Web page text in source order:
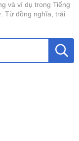
và ví dụ trong Tiếng
Từ đồng nghĩa, trái